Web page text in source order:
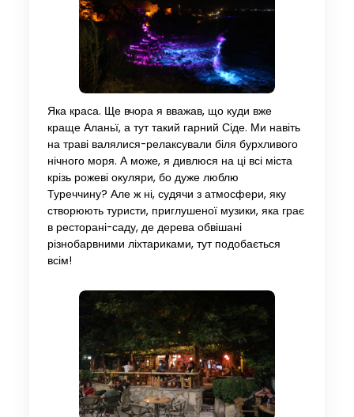
Яка краса. Ще вчора я вважав, що куди вже
краще Аланьї, а тут такий гарний Сіде. Ми навіть
на траві валялися-релаксували біля бурхливого
нічного моря. А може, я дивлюся на ці всі міста
крізь рожеві окуляри, бо дуже люблю
Туреччину? Але ж ні, судячи з атмосфери, яку
створюють туристи, приглушеної музики, яка грає
в ресторані-саду, де дерева обвішані
різнобарвними ліхтариками, тут подобається
всім!